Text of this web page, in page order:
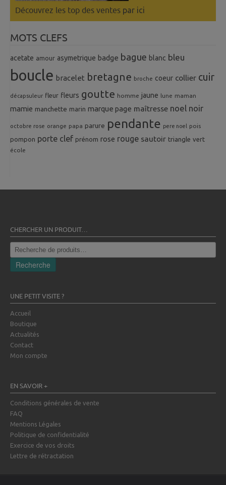
Découvrez les top des ventes par ici
MOTS CLEFS
acetate amour asymetrique badge bague blanc bleu
boucle bracelet bretagne broche coeur collier cuir
décapsuleur fleur fleurs goutte homme jaune lune maman
mamie manchette marin marque page maîtresse noel noir
octobre rose orange papa parure pendante pere noel pois
pompon porte clef prénom rose rouge sautoir triangle vert
école
CHERCHER UN PRODUIT…
Recherche
pour :
Recherche
UNE PETIT VISITE ?
Accueil
Boutique
Actualités
Contact
Mon compte
EN SAVOIR +
Conditions générales de vente
FAQ
Mentions Légales
Politique de confidentialité
Exercice de vos droits
Lettre de rétractation